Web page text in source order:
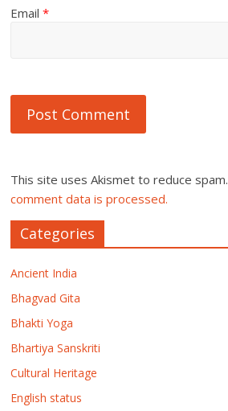
Email*
This site uses Akismet to reduce spam.
comment data is processed.
Categories
Ancient India
Bhagvad Gita
Bhakti Yoga
Bhartiya Sanskriti
Cultural Heritage
English status